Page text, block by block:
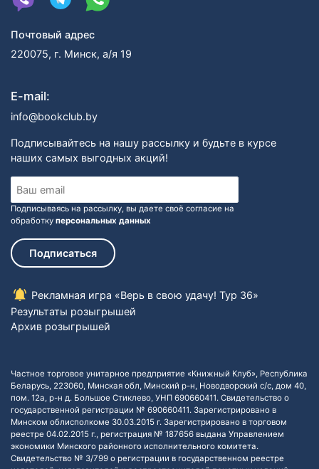
Почтовый адрес
220075, г. Минск, а/я 19
E-mail:
info@bookclub.by
Подписывайтесь на нашу рассылку и будьте в курсе
наших самых выгодных акций!
Подписываясь на рассылку, вы даете своё согласие на
обработку персональных данных
Подписаться
Рекламная игра «Верь в свою удачу! Тур 36»
Результаты розыгрышей
Архив розыгрышей
Частное торговое унитарное предприятие «Книжный Клуб», Республика
Беларусь, 223060, Минская обл, Минский р-н, Новодворский с/с, дом 40,
пом. 12а, р-н д. Большое Стиклево, УНП 690660411. Свидетельство о
государственной регистрации № 690660411. Зарегистрировано в
Минском облисполкоме 30.03.2015 г. Зарегистрировано в торговом
реестре 04.02.2015 г., регистрация № 187656 выдана Управлением
экономики Минского районного исполнительного комитета.
Свидетельство № 3/799 о регистрации в государственном реестре